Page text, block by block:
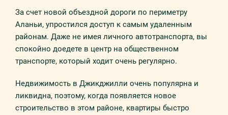
За счет новой объездной дороги по периметру
Аланьи, упростился доступ к самым удаленным
районам. Даже не имея личного автотранспорта, вы
спокойно доедете в центр на общественном
транспорте, который ходит очень регулярно.
Недвижимость в Джикджилли очень популярна и
ликвидна, поэтому, когда появляется новое
строительство в этом районе, квартиры быстро